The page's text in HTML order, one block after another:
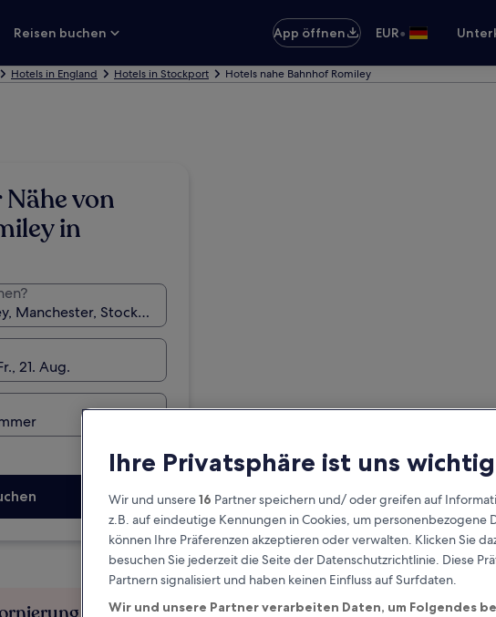
Reisen buchen
App öffnen EUR•
Hotels in England Hotels in Stockport Hotels nahe Bahnhof Romiley
von
in
21. Aug.
Ihre Privatsphäre ist uns wichtig
Wir und unsere16 Partner speichern und/ oder greifen auf
z.B. auf eindeutige Kennungen in Cookies, um personenbezogene
können Ihre Präferenzen akzeptieren oder verwalten. Klicken Sie
besuchen Sie jederzeit die Seite der Datenschutzrichtlinie. Diese
Partnern signalisiert und haben keinen Einfluss auf Surfdaten.
Wir und unsere Partner verarbeiten Daten, um Folgendes